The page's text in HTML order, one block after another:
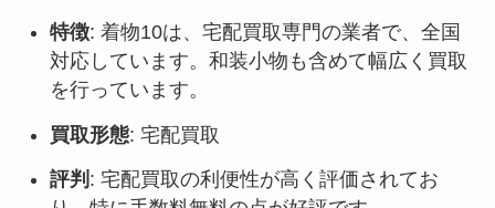
特徴: 着物10は、宅配買取専門の業者で、全国
対応しています。和装小物も含めて幅広く買取
を行っています。
買取形態: 宅配買取
評判 : 宅配買取の利便性が高く評価されてお